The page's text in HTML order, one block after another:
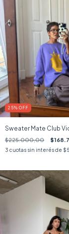
25% OFF
Sweater Mate Club
$225.000,00
3 cuotas sin interés de